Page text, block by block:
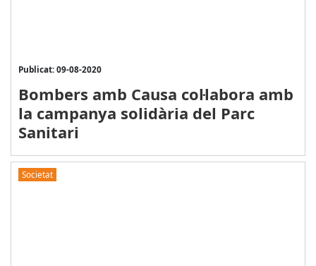
Publicat: 09-08-2020
Bombers amb Causa col·labora amb
la campanya solidària del Parc
Sanitari
Societat